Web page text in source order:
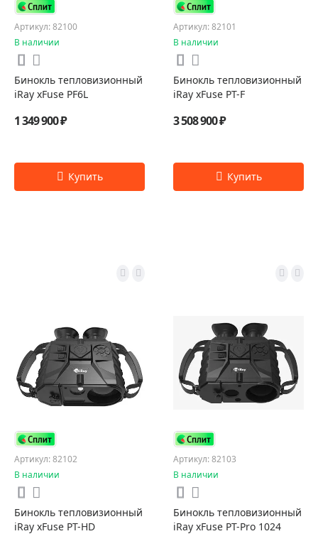
Артикул: 82100
В наличии
Бинокль тепловизионный
iRay xFuse PF6L
1 349 900 ₽
Артикул: 82101
В наличии
Бинокль тепловизионный
iRay xFuse PT-F
3 508 900 ₽
Артикул: 82102
В наличии
Бинокль тепловизионный
iRay xFuse PT-HD
Артикул: 82103
В наличии
Бинокль тепловизионный
iRay xFuse PT-Pro 1024